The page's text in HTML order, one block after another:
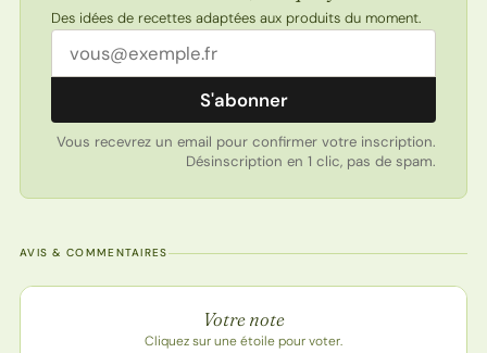
Des idées de recettes adaptées aux produits du moment.
Adresse email
S'abonner
Vous recevrez un email pour confirmer votre inscription.
Désinscription en 1 clic, pas de spam.
AVIS & COMMENTAIRES
Note de la recette
Votre note
Cliquez sur une étoile pour voter.